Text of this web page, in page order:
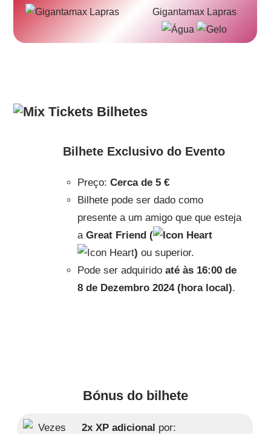
Gigantamax Lapras
Bilhetes
Bilhete Exclusivo do Evento
Preço: Cerca de 5 €
Bilhete pode ser dado como
presente a um amigo que que esteja
a Great Friend (
) ou superior.
Pode ser adquirido até às 16:00 de
8 de Dezembro 2024 (hora local).
Bónus do bilhete
2x XP adicional por: